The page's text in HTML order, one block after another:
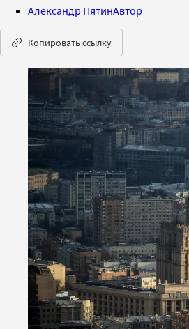
Александр ПятинАвтор
Копировать ссылку